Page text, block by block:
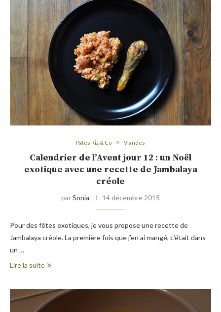
Pâtes Riz & Co Viandes
Calendrier de l’Avent jour 12 : un Noël
exotique avec une recette de Jambalaya
créole
parSonia 14 décembre 2015
Pour des fêtes exotiques, je vous propose une recette de
Jambalaya créole. La première fois que j’en ai mangé, c’était dans
un …
Lire la suite